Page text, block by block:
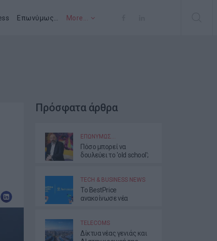
Επωνύμως… More...
Πρόσφατα άρθρα
ΕΠΩΝΎΜΩΣ…
Πόσο μπορεί να
δουλεύει το 'old school';
TECH & BUSINESS NEWS
Το BestPrice
ανακοίνωσε νέα
TELECOMS
Δίκτυα νέας γενιάς και